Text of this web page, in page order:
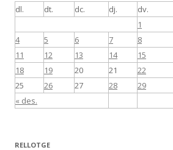
dl.
dt. dc. dj. dv.
« des.
1
4
5 6 7 8
11
12 13 14 15
18
19 20 21 22
25
26 27 28 29
RELLOTGE